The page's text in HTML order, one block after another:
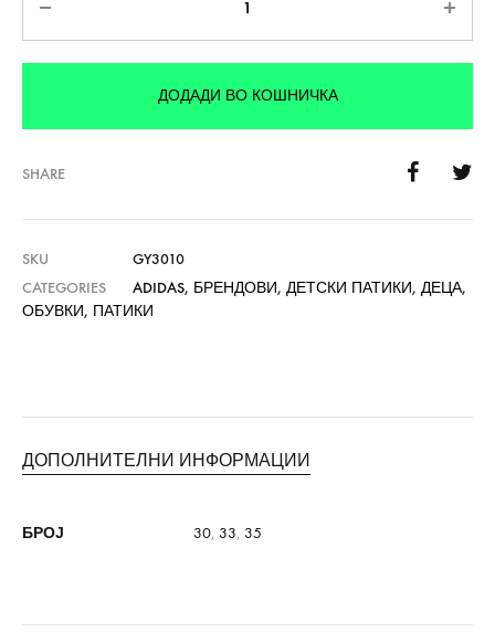
ДОДАДИ ВО КОШНИЧКА
SHARE
SKU
GY3010
CATEGORIES
ADIDAS, БРЕНДОВИ, ДЕТСКИ ПАТИКИ, ДЕЦА,
ОБУВКИ, ПАТИКИ
ДОПОЛНИТЕЛНИ ИНФОРМАЦИИ
БРОЈ 30, 33, 35